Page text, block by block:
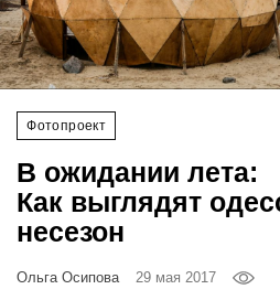
Фотопроект
В ожидании лета:
Как выглядят
несезон
Ольга Осипова 29 мая 2017